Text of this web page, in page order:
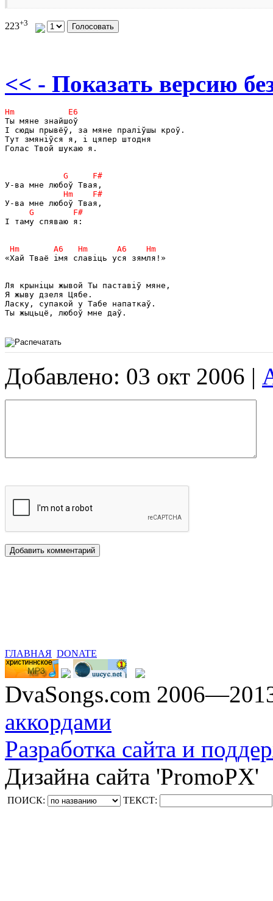
223+3
<< - Показать версию
Ты мяне знайшоў
І сюды прывёў, за мяне праліўшы кроў.
Тут змяніўся я, і цяпер штодня
Голас Твой шукаю я.
І таму спяваю я:
«Хай Тваё імя славіць уся зямля!»
Ля крыніцы жывой Ты паставіў мяне,
Я жыву дзеля Цябе.
Ласку, супакой у Табе напаткаў.
Ты жыцьцё, любоў мне даў.
Добавлено: 03 окт 2006 |
ГЛАВНАЯ DONATE
DvaSongs.com
аккордами
Разработка сайта и
Дизайна сайта 'PromoPX'
ПОИСК: ТЕКСТ: